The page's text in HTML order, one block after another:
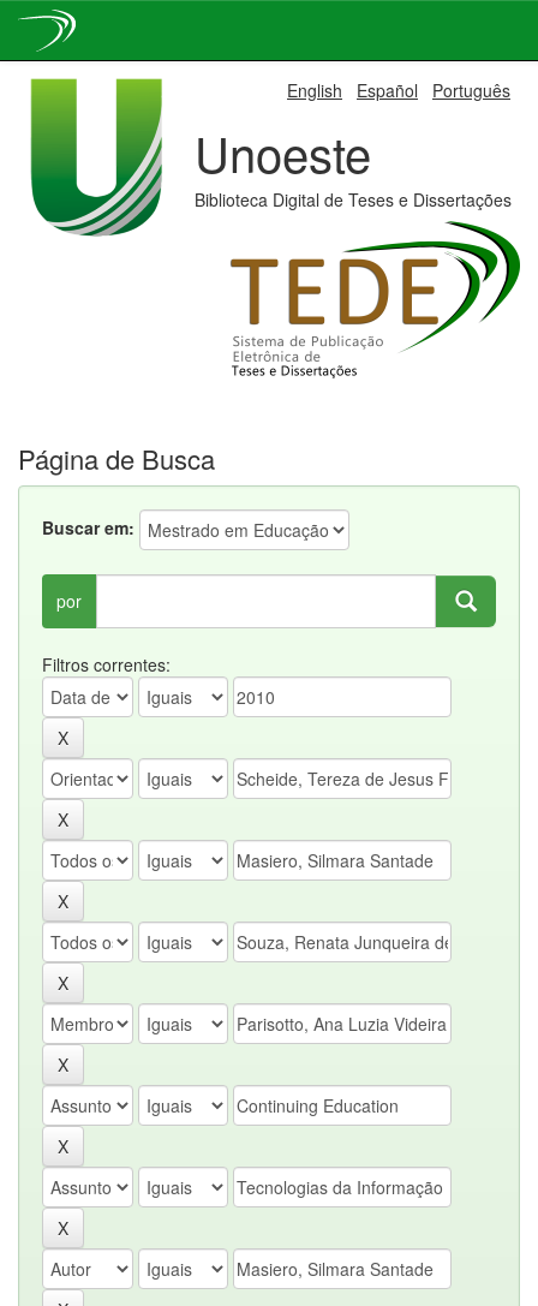
English Español Português
Unoeste
Biblioteca Digital de Teses e Dissertações
Página de Busca
Buscar em:
por
Filtros correntes: